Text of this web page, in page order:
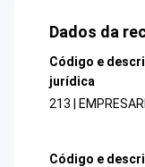
Dados da
Código e
jurídica
213 |
Código e